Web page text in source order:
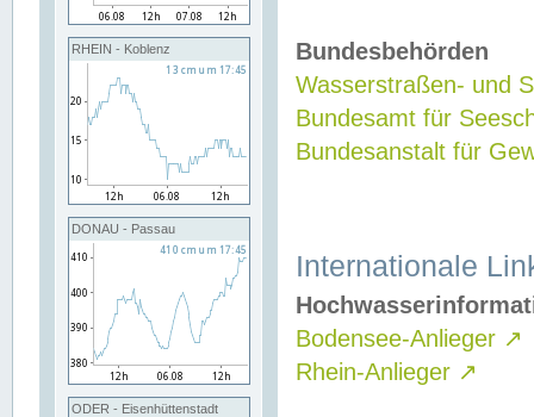
RHEIN - Koblenz
DONAU - Passau
ODER - Eisenhüttenstadt
Bundesbehörden
Wasserstraßen- und
Bundesamt für
Bundesanstalt für
Internationale
Bodensee-Anlieger ↗
Rhein-Anlieger ↗